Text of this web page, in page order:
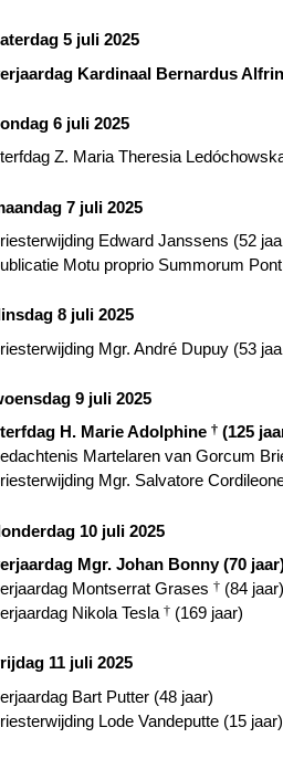
5 juli 2025
Kardinaal Bernardus
6 juli 2025
Z. Maria Theresia
7 juli 2025
Edward Janssens (52
Motu proprio Summorum
8 juli 2025
Mgr. André Dupuy (53
9 juli 2025
H. Marie Adolphine † (125
Martelaren van Gorcum
Mgr. Salvatore
10 juli 2025
Mgr. Johan Bonny (70
Montserrat Grases † (84 jaar)
Nikola Tesla † (169 jaar)
11 juli 2025
Bart Putter (48 jaar)
Lode Vandeputte (15 jaar)